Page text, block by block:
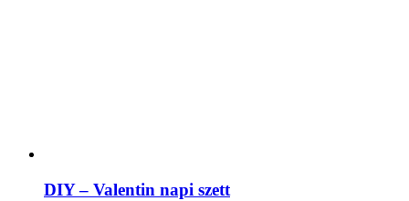
DIY – Valentin napi szett